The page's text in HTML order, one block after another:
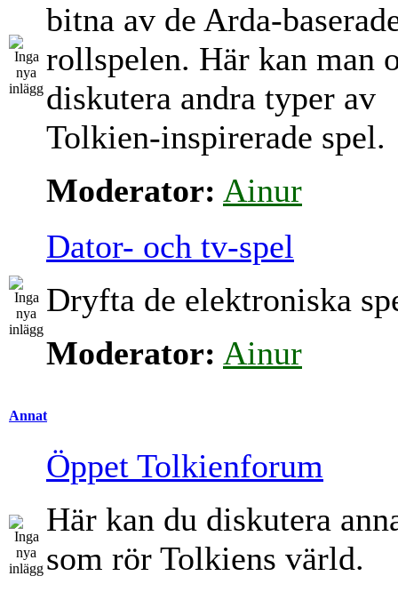
bitna av de Arda-
rollspelen. Här kan man
diskutera andra typer av
Tolkien-inspirerade spel.
Moderator: Ainur
Dator- och tv-spel
Dryfta de elektroniska
Moderator: Ainur
Annat
Öppet Tolkienforum
Här kan du diskutera
som rör Tolkiens värld.